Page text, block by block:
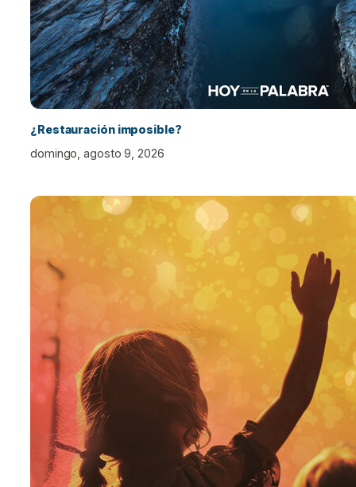
¿Restauración imposible?
domingo, agosto 9, 2026